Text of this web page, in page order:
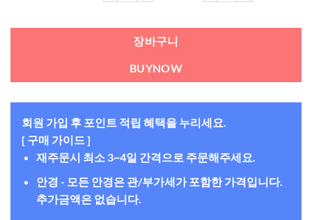
장바구니
BUYNOW
회원 가입 후 포인트 적립 혜택을 누리세요.
[ 구매 가이드 ]
재주문시 최소 3~4일 간격으로 주문해주세요.
안경 - 모든 안경은 관/부가세가 포함한 가격입니다.
추가금액은 없습니다.